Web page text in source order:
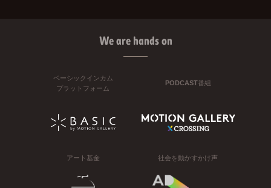
We are hands on
ベーシックインカム
プラットフォーム
PODCAST番組
アート基金 社会を動かすかけ声